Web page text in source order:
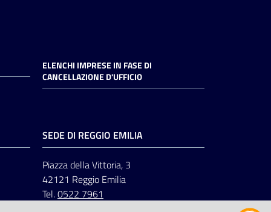
ELENCHI IMPRESE IN FASE DI
CANCELLAZIONE D'UFFICIO
SEDE DI REGGIO EMILIA
Piazza della Vittoria, 3
42121 Reggio Emilia
Tel.0522 7961